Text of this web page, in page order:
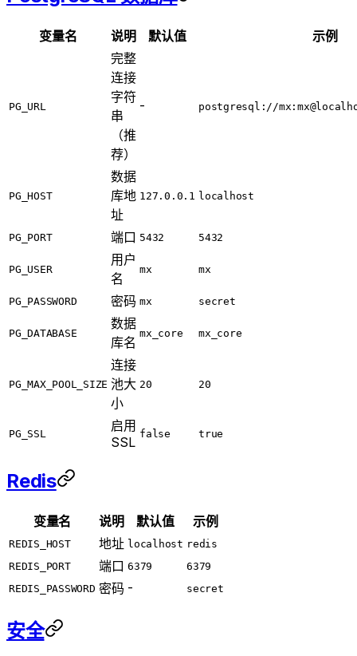
变量名 说明 默认值 示例
PG_URL
完整
连接
字符
串
（推
荐）
- postgresql://
PG_HOST
数据
库地
址
127.0.0.1 localhost
PG_PORT 端口 5432 5432
PG_USER
用户
名
mx mx
PG_PASSWORD 密码 mx secret
PG_DATABASE
数据
库名
mx_core mx_core
PG_MAX_POOL_SIZE
连接
池大
小
20 20
PG_SSL
启用
SSL
false true
Redis
变量名 说明 默认值 示例
REDIS_HOST 地址 localhost redis
REDIS_PORT
端口 6379
6379
REDIS_PASSWORD 密码 - secret
安全